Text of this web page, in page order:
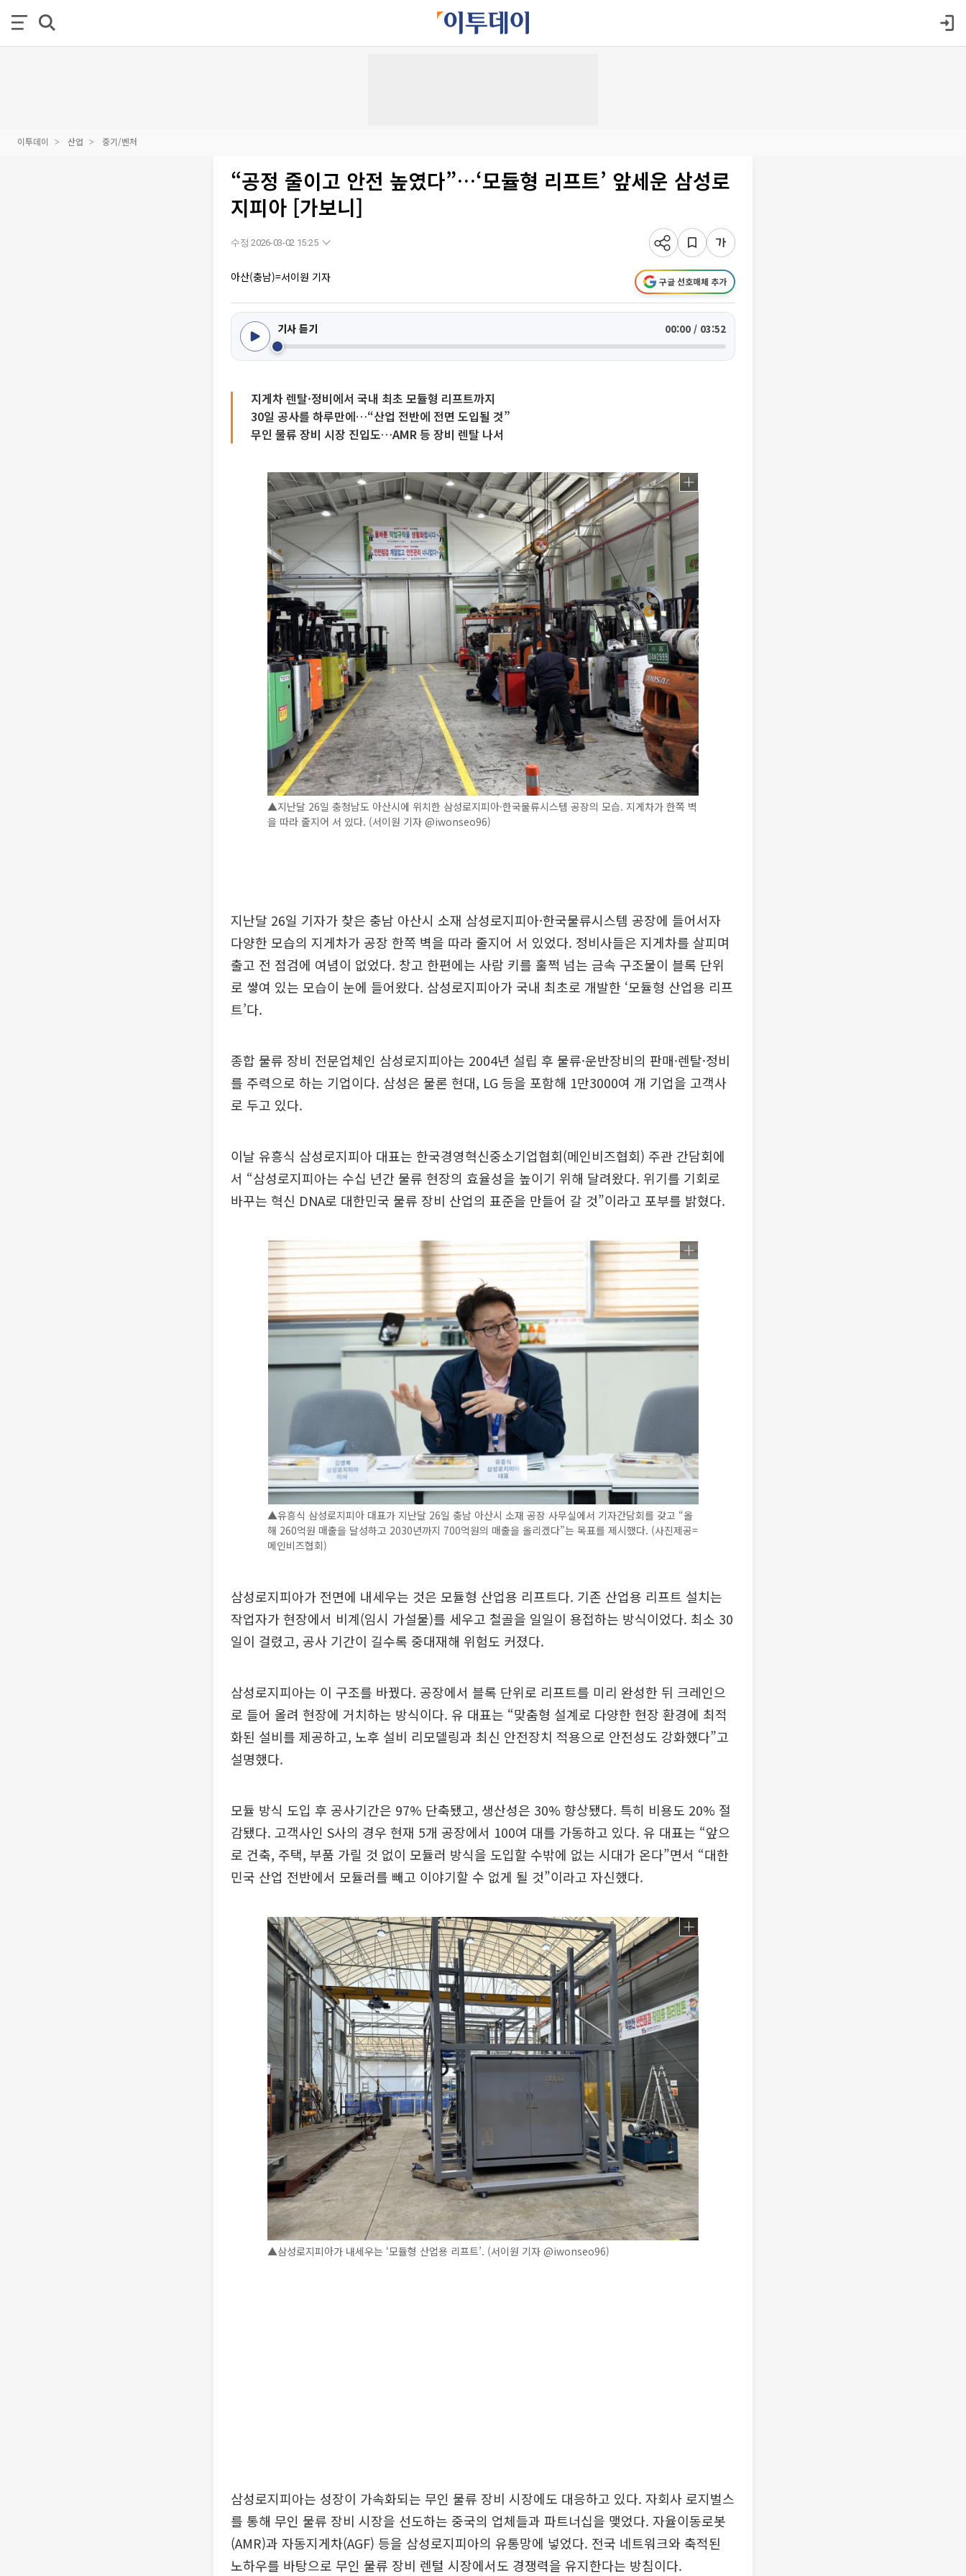
이투데이 산업 중기/벤처
“공정 줄이고 안전 높였다”…‘모듈형 리프트’ 앞세운 삼성로
지피아 [가보니]
수정 2026-03-02 15:25
아산(충남)=서이원 기자 구글 선호매체 추가
기사 듣기 00:00 / 03:52
지게차 렌탈·정비에서 국내 최초 모듈형 리프트까지
30일 공사를 하루만에…“산업 전반에 전면 도입될 것”
무인 물류 장비 시장 진입도…AMR 등 장비 렌탈 나서
▲지난달 26일 충청남도 아산시에 위치한 삼성로지피아·한국물류시스템 공장의 모습. 지게차가 한쪽 벽
을 따라 줄지어 서 있다. (서이원 기자 @iwonseo96)
지난달 26일 기자가 찾은 충남 아산시 소재 삼성로지피아·한국물류시스템 공장에 들어서자
다양한 모습의 지게차가 공장 한쪽 벽을 따라 줄지어 서 있었다. 정비사들은 지게차를 살피며
출고 전 점검에 여념이 없었다. 창고 한편에는 사람 키를 훌쩍 넘는 금속 구조물이 블록 단위
로 쌓여 있는 모습이 눈에 들어왔다. 삼성로지피아가 국내 최초로 개발한 ‘모듈형 산업용 리프
트’다.
종합 물류 장비 전문업체인 삼성로지피아는 2004년 설립 후 물류·운반장비의 판매·렌탈·정비
를 주력으로 하는 기업이다. 삼성은 물론 현대, LG 등을 포함해 1만3000여 개 기업을 고객사
로 두고 있다.
이날 유흥식 삼성로지피아 대표는 한국경영혁신중소기업협회(메인비즈협회) 주관 간담회에
서 “삼성로지피아는 수십 년간 물류 현장의 효율성을 높이기 위해 달려왔다. 위기를 기회로
바꾸는 혁신 DNA로 대한민국 물류 장비 산업의 표준을 만들어 갈 것”이라고 포부를 밝혔다.
▲유흥식 삼성로지피아 대표가 지난달 26일 충남 아산시 소재 공장 사무실에서 기자간담회를 갖고 “올
해 260억원 매출을 달성하고 2030년까지 700억원의 매출을 올리겠다”는 목표를 제시했다. (사진제공=
메인비즈협회)
삼성로지피아가 전면에 내세우는 것은 모듈형 산업용 리프트다. 기존 산업용 리프트 설치는
작업자가 현장에서 비계(임시 가설물)를 세우고 철골을 일일이 용접하는 방식이었다. 최소 30
일이 걸렸고, 공사 기간이 길수록 중대재해 위험도 커졌다.
삼성로지피아는 이 구조를 바꿨다. 공장에서 블록 단위로 리프트를 미리 완성한 뒤 크레인으
로 들어 올려 현장에 거치하는 방식이다. 유 대표는 “맞춤형 설계로 다양한 현장 환경에 최적
화된 설비를 제공하고, 노후 설비 리모델링과 최신 안전장치 적용으로 안전성도 강화했다”고
설명했다.
모듈 방식 도입 후 공사기간은 97% 단축됐고, 생산성은 30% 향상됐다. 특히 비용도 20% 절
감됐다. 고객사인 S사의 경우 현재 5개 공장에서 100여 대를 가동하고 있다. 유 대표는 “앞으
로 건축, 주택, 부품 가릴 것 없이 모듈러 방식을 도입할 수밖에 없는 시대가 온다”면서 “대한
민국 산업 전반에서 모듈러를 빼고 이야기할 수 없게 될 것”이라고 자신했다.
▲삼성로지피아가 내세우는 ‘모듈형 산업용 리프트’. (서이원 기자 @iwonseo96)
삼성로지피아는 성장이 가속화되는 무인 물류 장비 시장에도 대응하고 있다. 자회사 로지벌스
를 통해 무인 물류 장비 시장을 선도하는 중국의 업체들과 파트너십을 맺었다. 자율이동로봇
(AMR)과 자동지게차(AGF) 등을 삼성로지피아의 유통망에 넣었다. 전국 네트워크와 축적된
노하우를 바탕으로 무인 물류 장비 렌털 시장에서도 경쟁력을 유지한다는 방침이다.